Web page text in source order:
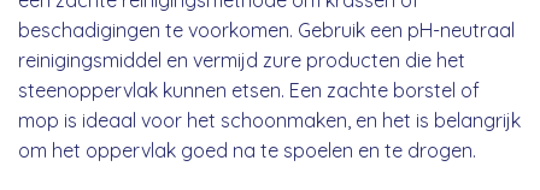
beschadigingen te voorkomen. Gebruik een pH-neutraal
reinigingsmiddel en vermijd zure producten die het
steenoppervlak kunnen etsen. Een zachte borstel of
mop is ideaal voor het schoonmaken, en het is belangrijk
om het oppervlak goed na te spoelen en te drogen.